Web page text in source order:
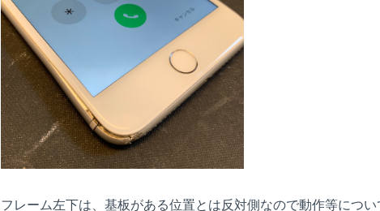
フレーム左下は、基板がある位置とは反対側なので動作等につ